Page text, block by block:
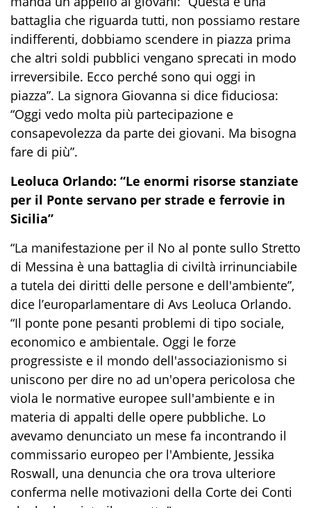
battaglia che riguarda tutti, non possiamo restare
indifferenti, dobbiamo scendere in piazza prima
che altri soldi pubblici vengano sprecati in modo
irreversibile. Ecco perché sono qui oggi in
piazza”. La signora Giovanna si dice fiduciosa:
“Oggi vedo molta più partecipazione e
consapevolezza da parte dei giovani. Ma bisogna
fare di più”.
Leoluca Orlando: “Le enormi risorse stanziate
per il Ponte servano per strade e ferrovie in
Sicilia”
“La manifestazione per il No al ponte sullo Stretto
di Messina è una battaglia di civiltà irrinunciabile
a tutela dei diritti delle persone e dell'ambiente”,
dice l’europarlamentare di Avs Leoluca Orlando.
“Il ponte pone pesanti problemi di tipo sociale,
economico e ambientale. Oggi le forze
progressiste e il mondo dell'associazionismo si
uniscono per dire no ad un'opera pericolosa che
viola le normative europee sull'ambiente e in
materia di appalti delle opere pubbliche. Lo
avevamo denunciato un mese fa incontrando il
commissario europeo per l'Ambiente, Jessika
Roswall, una denuncia che ora trova ulteriore
conferma nelle motivazioni della Corte dei Conti